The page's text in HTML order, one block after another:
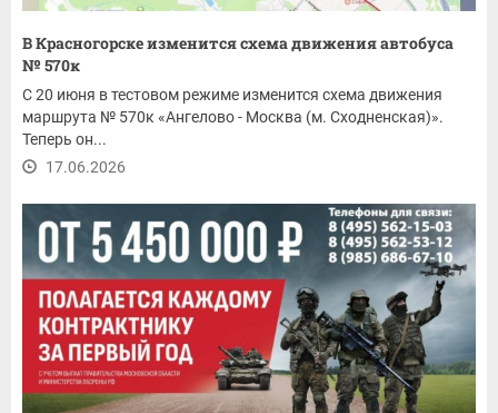
В Красногорске изменится схема движения автобуса
№ 570к
С 20 июня в тестовом режиме изменится схема движения
маршрута № 570к «Ангелово - Москва (м. Сходненская)».
Теперь он...
17.06.2026